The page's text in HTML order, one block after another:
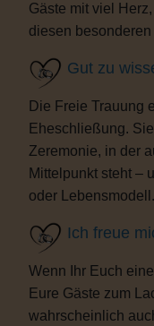
Gäste mit viel
diesen besonderen
Gut zu
Die Freie Trauung
Eheschließung.
Zeremonie, in der
Mittelpunkt steht –
oder Lebensmodell.
Ich freue
Wenn Ihr Euch
Eure Gäste zum
wahrscheinlich